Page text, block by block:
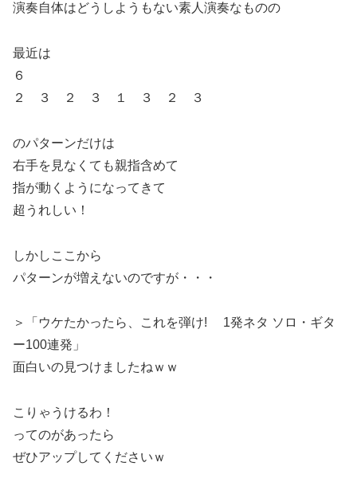
演奏自体はどうしようもない素人演奏なものの
最近は
６
２ ３ ２ ３ １ ３ ２ ３
のパターンだけは
右手を見なくても親指含めて
指が動くようになってきて
超うれしい！
しかしここから
パターンが増えないのですが・・・
＞「ウケたかったら、これを弾け! 1発ネタ ソロ・ギタ
ー100連発」
面白いの見つけましたねｗｗ
こりゃうけるわ！
ってのがあったら
ぜひアップしてくださいｗ